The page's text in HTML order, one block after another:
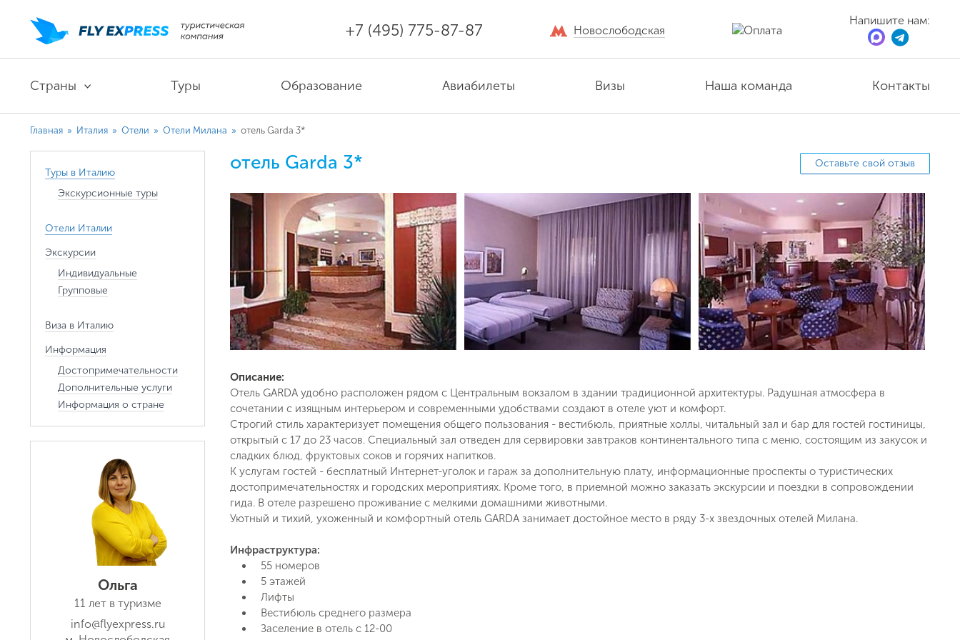
+7 (495) 775-87-87 Новослободская
Напишите нам:
Страны Туры Образование Авиабилеты Визы Наша команда Контакты
Поймайте выгодную цену!
Главная » Италия » Отели » Отели Милана » отель Garda 3*
Туры в Италию
Экскурсионные туры
Отели Италии
Экскурсии
Индивидуальные
Групповые
Виза в Италию
Информация
Достопримечательности
Дополнительные услуги
Информация о стране
Ольга
11 лет в туризме
info@flyexpress.ru
Оставьте свой отзыв
отель Garda 3*
Описание:
Отель GARDA удобно расположен рядом с Центральным вокзалом в здании традиционной архитектуры. Радушная атмосфера в
сочетании с изящным интерьером и современными удобствами создают в отеле уют и комфорт.
Строгий стиль характеризует помещения общего пользования - вестибюль, приятные холлы, читальный зал и бар для гостей гостиницы,
открытый с 17 до 23 часов. Специальный зал отведен для сервировки завтраков континентального типа с меню, состоящим из закусок и
сладких блюд, фруктовых соков и горячих напитков.
К услугам гостей - бесплатный Интернет-уголок и гараж за дополнительную плату, информационные проспекты о туристических
достопримечательностях и городских мероприятиях. Кроме того, в приемной можно заказать экскурсии и поездки в сопровождении
гида. В отеле разрешено проживание с мелкими домашними животными.
Уютный и тихий, ухоженный и комфортный отель GARDA занимает достойное место в ряду 3-х звездочных отелей Милана.
Инфраструктура:
55 номеров
5 этажей
Лифты
Вестибюль среднего размера
Заселение в отель с 12-00